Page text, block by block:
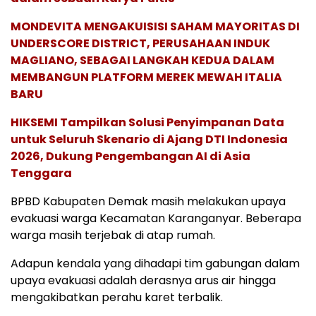
MONDEVITA MENGAKUISISI SAHAM MAYORITAS DI
UNDERSCORE DISTRICT, PERUSAHAAN INDUK
MAGLIANO, SEBAGAI LANGKAH KEDUA DALAM
MEMBANGUN PLATFORM MEREK MEWAH ITALIA
BARU
HIKSEMI Tampilkan Solusi Penyimpanan Data
untuk Seluruh Skenario di Ajang DTI Indonesia
2026, Dukung Pengembangan AI di Asia
Tenggara
BPBD Kabupaten Demak masih melakukan upaya
evakuasi warga Kecamatan Karanganyar. Beberapa
warga masih terjebak di atap rumah.
Adapun kendala yang dihadapi tim gabungan dalam
upaya evakuasi adalah derasnya arus air hingga
mengakibatkan perahu karet terbalik.